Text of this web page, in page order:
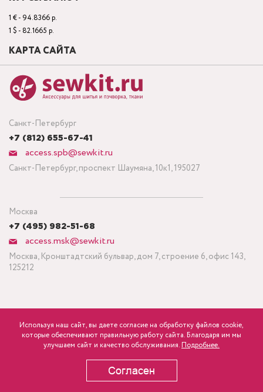
1 480 р. розница Минимальный заказ ткани от 3 метров
В КОРЗИНУ
Санкт-Петербург
+7 (812) 655-67-41
access.spb@sewkit.ru
Санкт-Петербург, проспект Шаумяна, 10к1, 195027
Москва
+7 (495) 982-51-68
access.msk@sewkit.ru
Москва, Кронштадтский бульвар, дом 7, строение 6, офис 143,
125212
1 € - 94.8366 р.
1 $ - 82.1665 р.
КАРТА САЙТА
Copyright © 1995-2026 SEWKIT.RU
Политика конфиденциальности
ПОДПИСАТЬСЯ НА НОВОСТИ
Используя наш сайт, вы даете согласие на обработку файлов cookie,
которые обеспечивают правильную работу сайта. Благодаря им мы
улучшаем сайт и качество обслуживания. Подробнее.
Согласен